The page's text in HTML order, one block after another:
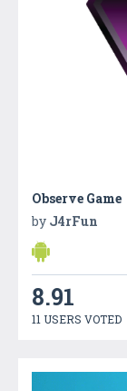
Observe Game
by J4rFun
8.91
11 USERS VOTED